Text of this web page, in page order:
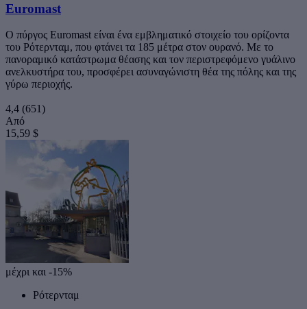
Euromast
Ο πύργος Euromast είναι ένα εμβληματικό στοιχείο του ορίζοντα
του Ρότερνταμ, που φτάνει τα 185 μέτρα στον ουρανό. Με το
πανοραμικό κατάστρωμα θέασης και τον περιστρεφόμενο γυάλινο
ανελκυστήρα του, προσφέρει ασυναγώνιστη θέα της πόλης και της
γύρω περιοχής.
4,4 (651)
Από
15,59 $
μέχρι και -15%
Ρότερνταμ